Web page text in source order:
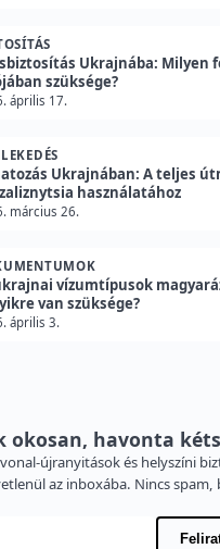
Ukrajnába: Milyen
szüksége?
április 17.
Ukrajnában: A teljes
használatához
március 26.
vízumtípusok
van szüksége?
április 3.
okosan, havonta
újranyitások és helyszíni
az inboxába. Nincs spam,